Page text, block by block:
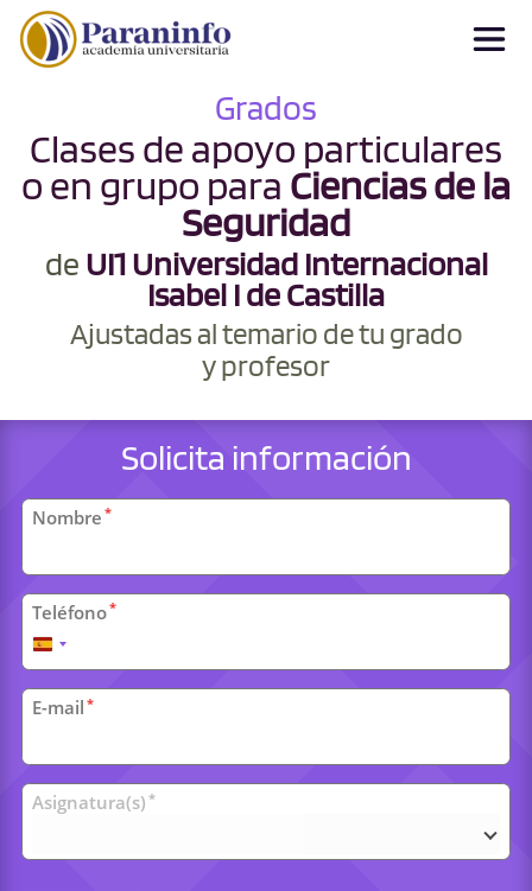
Grados
Clases de apoyo particulares
o en grupo para Ciencias de la
Seguridad
de UI1 Universidad Internacional
Isabel I de Castilla
Ajustadas al temario de tu grado
y profesor
Solicita información
Datos
personales
Nombre *
Teléfono*
España
+34
E-mail *
Clases
universitarias
Asignatura(s) *